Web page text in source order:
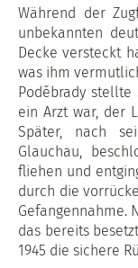
Während der
unbekannten
Decke versteckt
was ihm
Poděbrady
ein Arzt war, der
Später, nach
Glauchau,
fliehen und
durch die
Gefangennahme.
das bereits
1945 die sichere